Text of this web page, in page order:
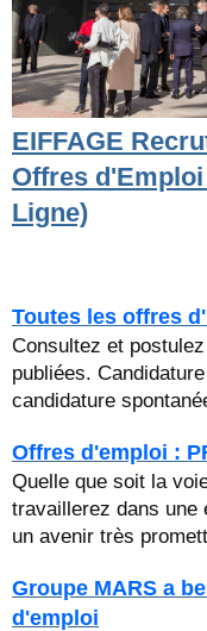
EIFFAGE
Offres
Ligne)
Toutes les offres
Consultez et
publiées.
candidature
Offres d'emploi :
Quelle que soit la
travaillerez dans une
un avenir très
Groupe MARS a
d'emploi